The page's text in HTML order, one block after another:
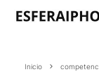
Inicio